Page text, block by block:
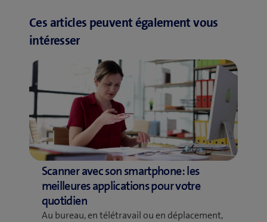
Ces articles peuvent également vous
intéresser
Scanner avec son smartphone: les
meilleures applications pour votre
quotidien
Au bureau, en télétravail ou en déplacement,